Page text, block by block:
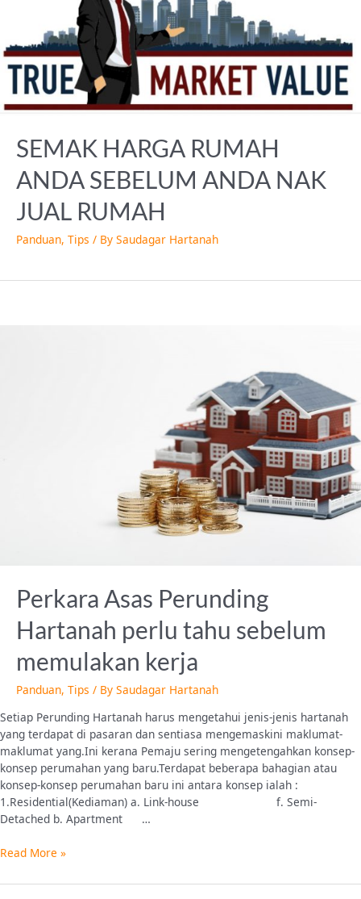
SEMAK HARGA RUMAH
ANDA SEBELUM ANDA NAK
JUAL RUMAH
Panduan, Tips / By Saudagar Hartanah
Perkara Asas Perunding
Hartanah perlu tahu sebelum
memulakan kerja
Panduan, Tips / By Saudagar Hartanah
Setiap Perunding Hartanah harus mengetahui jenis-jenis hartanah
yang terdapat di pasaran dan sentiasa mengemaskini maklumat-
maklumat yang.Ini kerana Pemaju sering mengetengahkan konsep-
konsep perumahan yang baru.Terdapat beberapa bahagian atau
konsep-konsep perumahan baru ini antara konsep ialah :
1.Residential(Kediaman) a. Link-house f. Semi-
Detached b. Apartment …
Read More »